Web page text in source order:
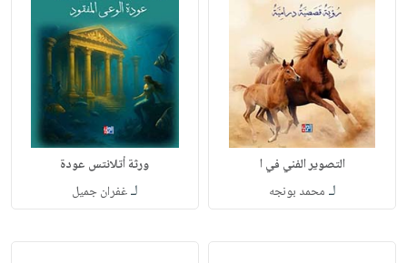
التصوير الفني في ا
لـ محمد بونجه
ورثة أتلانتس عودة
لـغفران جميل